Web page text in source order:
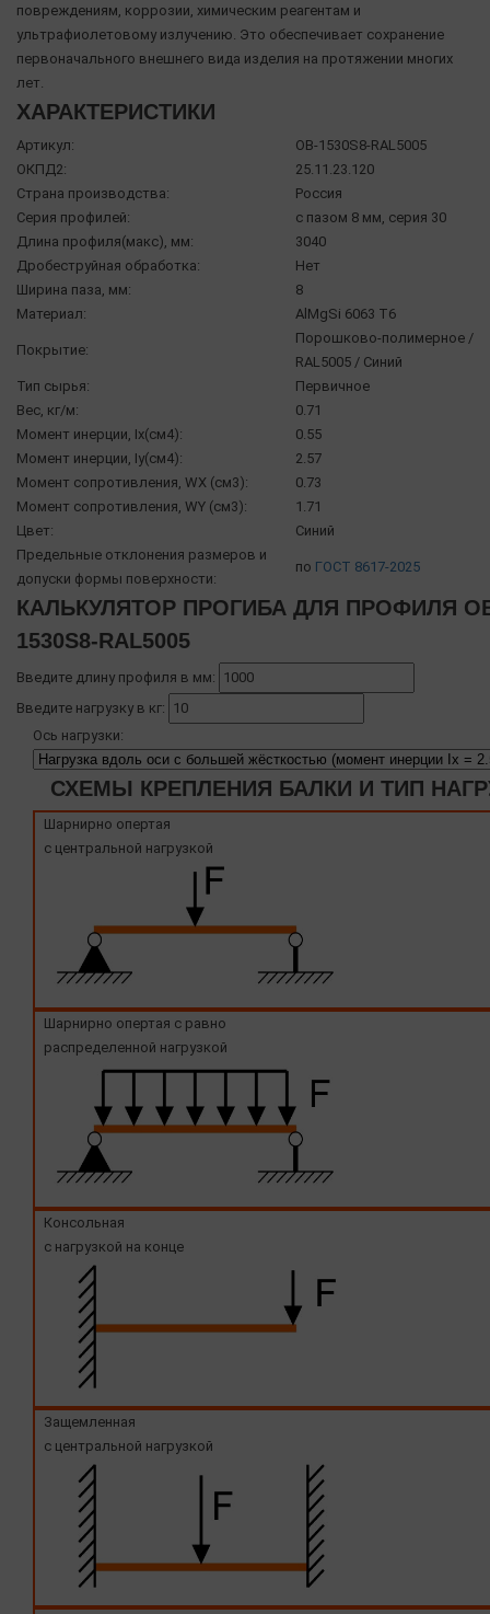
повреждениям, коррозии, химическим реагентам и
ультрафиолетовому излучению. Это обеспечивает сохранение
первоначального внешнего вида изделия на протяжении многих
лет.
ХАРАКТЕРИСТИКИ
Артикул:
OB-1530S8-RAL5005
ОКПД2:
25.11.23.120
Страна производства:
Россия
Серия профилей:
с пазом 8 мм, серия 30
Длина профиля(макс), мм:
3040
Дробеструйная обработка:
Нет
Ширина паза, мм:
8
Материал:
AlMgSi 6063 Т6
Покрытие:
Порошково-полимерное /
RAL5005 / Синий
Тип сырья:
Первичное
Вес, кг/м:
0.71
Момент инерции, Ix(см4):
0.55
Момент инерции, Iy(см4):
2.57
Момент сопротивления, WX (см3):
0.73
Момент сопротивления, WY (см3):
1.71
Цвет:
Синий
Предельные отклонения размеров и
допуски формы поверхности:
по ГОСТ 8617-2025
КАЛЬКУЛЯТОР ПРОГИБА ДЛЯ ПРОФИЛЯ
1530S8-RAL5005
Введите длину профиля в мм:
Введите нагрузку в кг:
Ось нагрузки:
СХЕМЫ КРЕПЛЕНИЯ БАЛКИ И ТИП
Шарнирно опертая
с центральной нагрузкой
Шарнирно опертая с равно
распределенной нагрузкой
Консольная
с нагрузкой на конце
Защемленная
с центральной нагрузкой